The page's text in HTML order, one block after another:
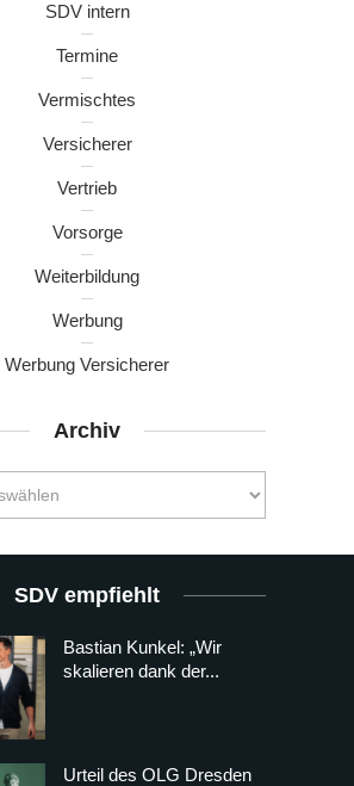
SDV intern
Termine
Vermischtes
Versicherer
Vertrieb
Vorsorge
Weiterbildung
Werbung
Werbung Versicherer
Archiv
SDV empfiehlt
Bastian Kunkel: „Wir
skalieren dank der...
Urteil des OLG Dresden